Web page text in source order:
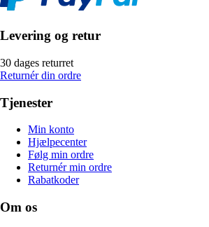
Levering og retur
30 dages returret
Returnér din ordre
Tjenester
Min konto
Hjælpecenter
Følg min ordre
Returnér min ordre
Rabatkoder
Om os